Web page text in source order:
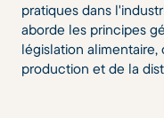
pratiques dans
aborde les principes
législation
production et de la